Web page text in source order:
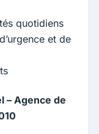
quotidiens
et de
– Agence de